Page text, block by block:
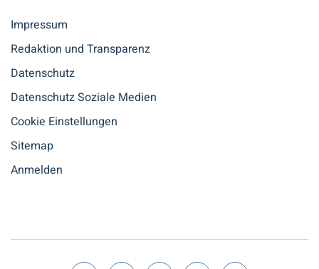
Impressum
Redaktion und Transparenz
Datenschutz
Datenschutz Soziale Medien
Cookie Einstellungen
Sitemap
Anmelden